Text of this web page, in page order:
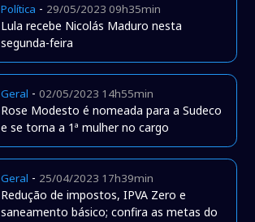
Política - 29/05/2023 09h35min
Lula recebe Nicolás Maduro nesta
segunda-feira
Geral -02/05/2023 14h55min
Rose Modesto é nomeada para a Sudeco
e se torna a 1ª mulher no cargo
Geral - 25/04/2023 17h39min
Redução de impostos, IPVA Zero e
saneamento básico; confira as metas do